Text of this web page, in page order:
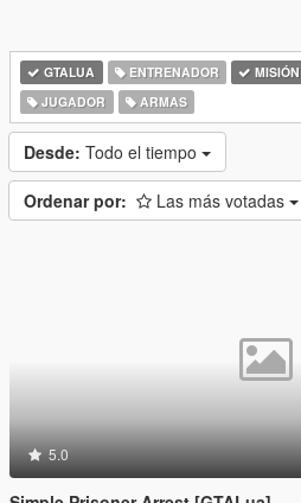
GTALUA ENTRENADOR MISIÓN
JUGADOR
ARMAS
Desde: Todo el tiempo
Ordenar por: Las más votadas
5.0